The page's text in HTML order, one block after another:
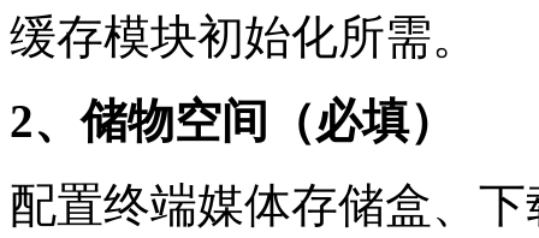
缓存模块初始化所需。
2、储物空间（必填）
配置终端媒体存储盒、